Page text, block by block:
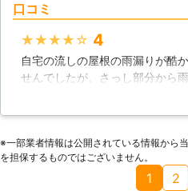
口コミ
★★★★★ 4
自宅の流しの屋根の雨漏りが酷
せんでしたが、さっし部分から
ふれるので修理してもらう事に
まどいを全て綺麗に交換しても
した。
2016年11月23日
※⼀部業者情報は公開されている情報から
を担保するものではございません。
1 2